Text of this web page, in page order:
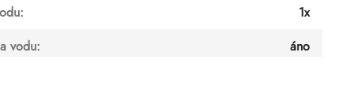
:
1x
vodu: áno